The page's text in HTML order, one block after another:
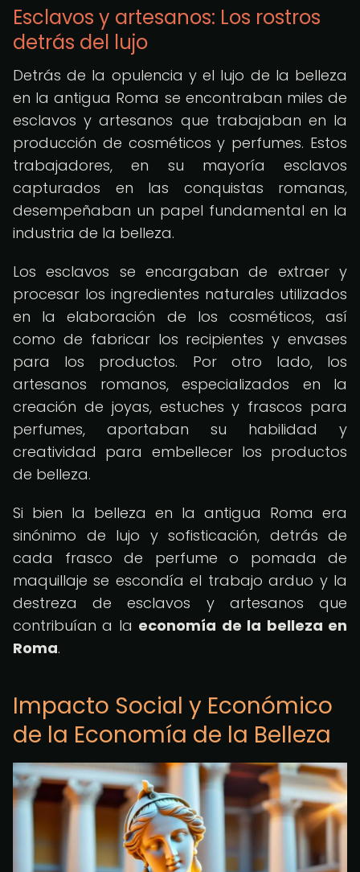
Esclavos y artesanos: Los rostros
detrás del lujo
Detrás de la opulencia y el lujo de la belleza
en la antigua Roma se encontraban miles de
esclavos y artesanos que trabajaban en la
producción de cosméticos y perfumes. Estos
trabajadores, en su mayoría esclavos
capturados en las conquistas romanas,
desempeñaban un papel fundamental en la
industria de la belleza.
Los esclavos se encargaban de extraer y
procesar los ingredientes naturales utilizados
en la elaboración de los cosméticos, así
como de fabricar los recipientes y envases
para los productos. Por otro lado, los
artesanos romanos, especializados en la
creación de joyas, estuches y frascos para
perfumes, aportaban su habilidad y
creatividad para embellecer los productos
de belleza.
Si bien la belleza en la antigua Roma era
sinónimo de lujo y sofisticación, detrás de
cada frasco de perfume o pomada de
maquillaje se escondía el trabajo arduo y la
destreza de esclavos y artesanos que
contribuían a la economía de la belleza en
Roma.
Impacto Social y Económico
de la Economía de la Belleza